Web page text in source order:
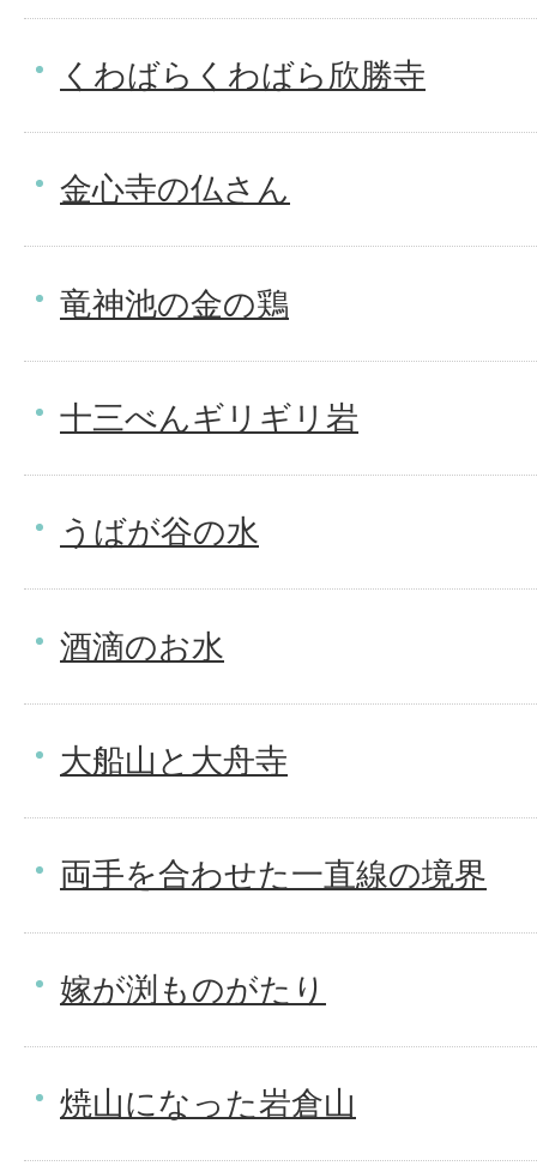
くわばらくわばら欣勝寺
金心寺の仏さん
竜神池の金の鶏
十三べんギリギリ岩
うばが谷の水
酒滴のお水
大船山と大舟寺
両手を合わせた一直線の境界
嫁が渕ものがたり
焼山になった岩倉山